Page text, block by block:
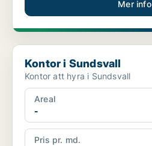
Mer info
Kontor i Sundsvall
Kontor i Sundsvall
Kontor att hyra i Sundsvall
Areal
-
Pris pr. md.